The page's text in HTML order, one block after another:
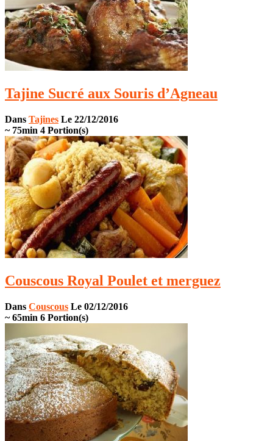
Tajine Sucré aux Souris d’Agneau
Dans Tajines Le 22/12/2016
~ 75min 4 Portion(s)
Couscous Royal Poulet et merguez
Dans Couscous Le 02/12/2016
~ 65min 6 Portion(s)